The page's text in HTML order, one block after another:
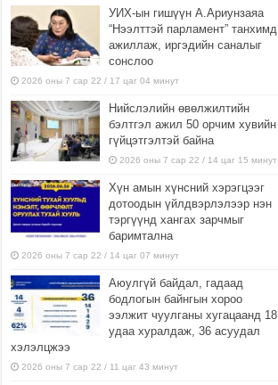
УИХ-ын гишүүн А.Ариунзаяа
“Нээлттэй парламент” танхимд
ажиллаж, иргэдийн саналыг
сонслоо
2026 оны 7 сар 22 / 17 цаг 04 минут
Нийслэлийн өвөлжилтийн
бэлтгэл ажил 50 орчим хувийн
гүйцэтгэлтэй байна
2026 оны 7 сар 22 / 14 цаг 15 минут
Хүн амын хүнсний хэрэгцээг
дотоодын үйлдвэрлэлээр нэн
тэргүүнд хангах зарчмыг
баримтална
2026 оны 7 сар 22 / 14 цаг 07 минут
Аюулгүй байдал, гадаад
бодлогын байнгын хороо
ээлжит чуулганы хугацаанд 18
удаа хуралдаж, 36 асуудал
хэлэлцжээ
2026 оны 7 сар 22 / 11 цаг 43 минут